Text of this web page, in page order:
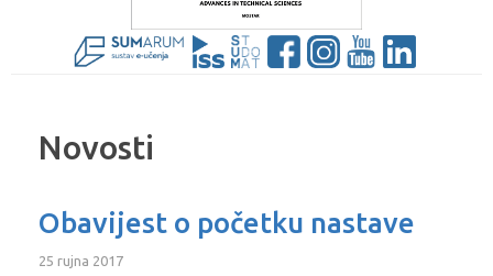
Novosti
Obavijest o početku nastave
25 rujna 2017